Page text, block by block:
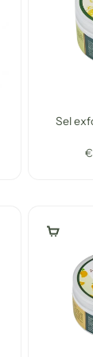
Sel
Ajouter